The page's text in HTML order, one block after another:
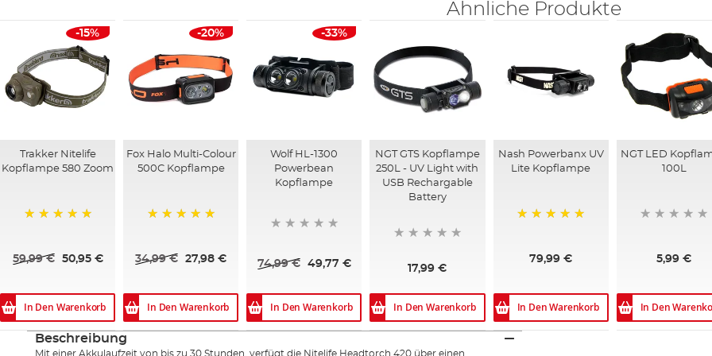
Ähnliche Produkte
-15%
Trakker Nitelife
Kopflampe 580 Zoom
59,99 € 50,95 €
In Den Warenkorb
-20%
Fox Halo Multi-Colour
500C Kopflampe
34,99 € 27,98 €
In Den Warenkorb
-33%
Wolf HL-1300
Powerbean
Kopflampe
74,99 € 49,77 €
In Den Warenkorb
NGT GTS Kopflampe
250L - UV Light with
USB Rechargable
Battery
17,99 €
In Den Warenkorb
Nash Powerbanx UV
Lite Kopflampe
79,99 €
In Den Warenkorb
NGT LED
100L
5,99 €
In Den
Beschreibung
Mit einer Akkulaufzeit von bis zu 30 Stunden, verfügt die Nitelife Headtorch 420 über einen